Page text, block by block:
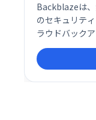
Backblazeは
のセキュリテ
ラウドバック